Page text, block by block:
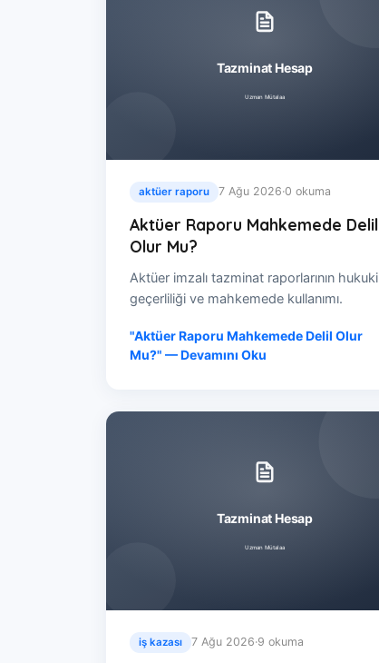
aktüer raporu 7 Ağu 2026·0 okuma
Aktüer Raporu Mahkemede Delil
Olur Mu?
Aktüer imzalı tazminat raporlarının hukuki
geçerliliği ve mahkemede kullanımı.
"Aktüer Raporu Mahkemede Delil Olur
Mu?" — Devamını Oku
iş kazası 7 Ağu 2026·9 okuma